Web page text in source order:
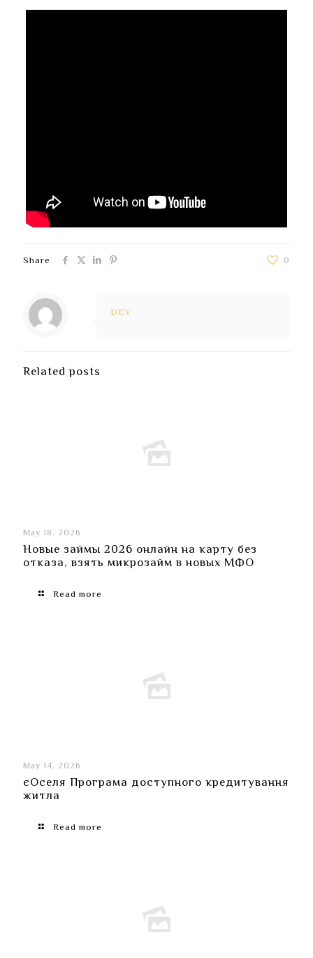
Share 0
DEV
Related posts
May 18, 2026
Новые займы ​​2026 онлайн на карту без
отказа, взять микрозайм в новых МФО
Read more
May 14, 2026
єОселя Програма доступного кредитування
житла
Read more